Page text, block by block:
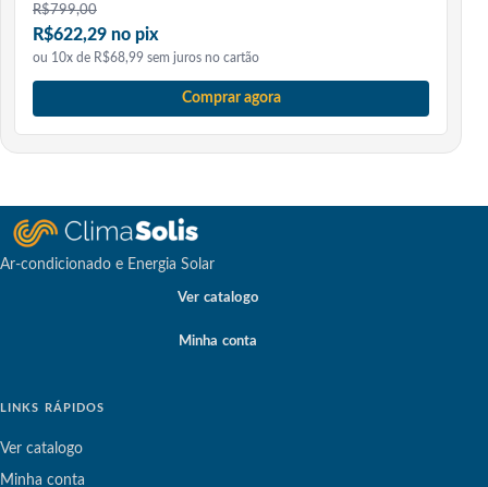
R$799,00
R$622,29 no pix
ou 10x de R$68,99 sem juros no cartão
Comprar agora
Ar-condicionado e Energia Solar
Ver catalogo
Minha conta
LINKS RÁPIDOS
Ver catalogo
Minha conta